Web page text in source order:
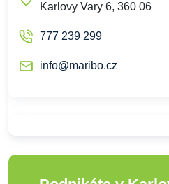
Karlovy Vary 6, 360 06
777 239 299
info@maribo.cz